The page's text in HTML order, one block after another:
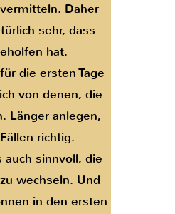
Daher
sehr, dass
hat.
die ersten Tage
von denen, die
Länger anlegen,
richtig.
sinnvoll, die
wechseln. Und
in den ersten